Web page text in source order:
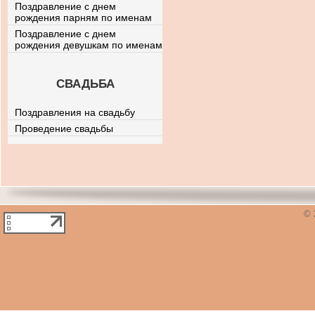
Поздравление с днем
рождения парням по именам
Поздравление с днем
рождения девушкам по именам
СВАДЬБА
Поздравления на свадьбу
Проведение свадьбы
©